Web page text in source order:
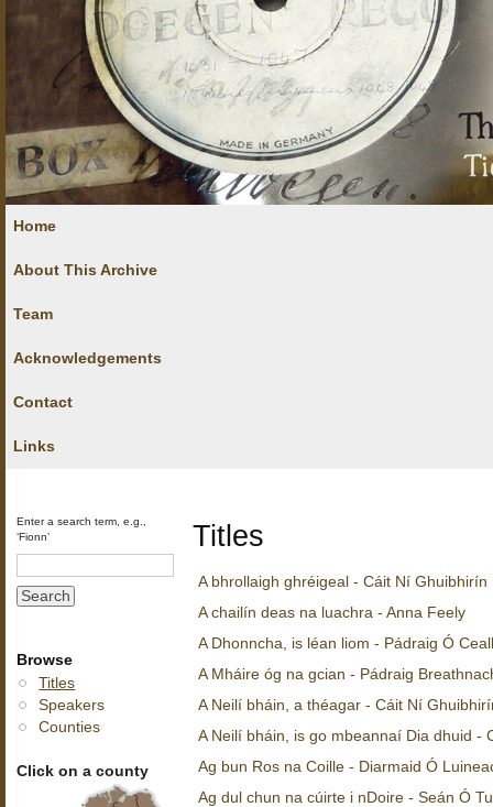
Home
About This Archive
Team
Acknowledgements
Contact
Links
Enter a search term, e.g.,
‘Fionn’
Browse
Titles
Speakers
Counties
Click on a county
Titles
A bhrollaigh ghréigeal - Cáit Ní Ghuibhirín
A chailín deas na luachra - Anna Feely
A Dhonncha, is léan liom - Pádraig Ó
A Mháire óg na gcian - Pádraig
A Neilí bháin, a théagar - Cáit Ní
A Neilí bháin, is go mbeannaí Dia dhuid -
Ag bun Ros na Coille - Diarmaid Ó
Ag dul chun na cúirte i nDoire - Seán Ó